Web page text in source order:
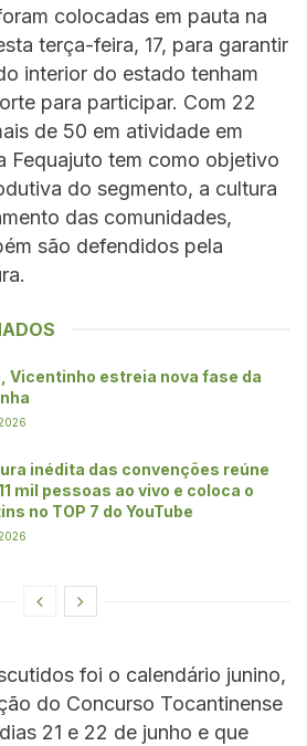
colocadas em pauta na
terça-feira, 17, para garantir
interior do estado tenham
para participar. Com 22
de 50 em atividade em
Fequajuto tem como objetivo
do segmento, a cultura
das comunidades,
são defendidos pela
Vicentinho estreia nova fase da
inédita das convenções reúne
mil pessoas ao vivo e coloca o
no TOP 7 do YouTube
foi o calendário junino,
do Concurso Tocantinense
21 e 22 de junho e que